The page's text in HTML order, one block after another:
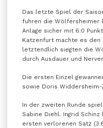
Das letzte Spiel der
fuhren die Wölfersheimer
Anlage sicher mit 6:0
Katzenfurt machte es den
letztendlich siegten die
durch Ausdauer und
Die ersten Einzel
sowie Doris Widdersheim-
In der zweiten Runde
Sabine Diehl. Ingrid
ersten verlorenen Satz